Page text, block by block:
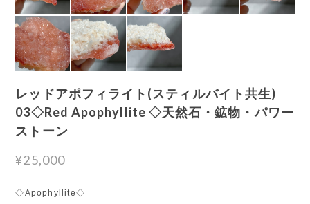
レッドアポフィライト(スティルバイト共生)
03◇Red Apophyllite ◇天然石・鉱物・パワー
ストーン
¥25,000
◇Apophyllite◇